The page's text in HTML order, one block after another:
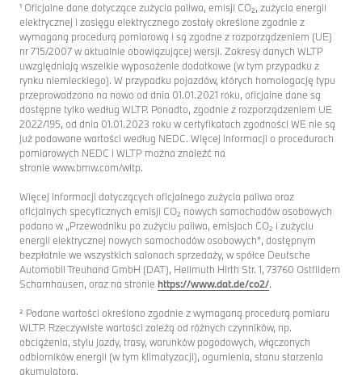
¹ Oficjalne dane dotyczące zużycia paliwa, emisji CO₂, zużycia energii
elektrycznej i zasięgu elektrycznego zostały określone zgodnie z
wymaganą procedurą pomiarową i są zgodne z rozporządzeniem (UE)
nr 715/2007 w aktualnie obowiązującej wersji. Zakresy danych WLTP
uwzględniają wszelkie wyposażenie dodatkowe (w tym przypadku z
rynku niemieckiego). W przypadku pojazdów, których homologację typu
przeprowadzono na nowo od dnia 01.01.2021 roku, oficjalne dane są
dostępne tylko według WLTP. Ponadto, zgodnie z rozporządzeniem UE
2022/195, od dnia 01.01.2023 roku w certyfikatach zgodności WE nie są
już podawane wartości według NEDC. Więcej informacji o procedurach
pomiarowych NEDC i WLTP można znaleźć na
stronie www.bmw.com/wltp.
Więcej informacji dotyczących oficjalnego zużycia paliwa oraz
oficjalnych specyficznych emisji CO₂ nowych samochodów osobowych
podano w „Przewodniku po zużyciu paliwa, emisjach CO₂ i zużyciu
energii elektrycznej nowych samochodów osobowych”, dostępnym
bezpłatnie we wszystkich salonach sprzedaży, w spółce Deutsche
Automobil Treuhand GmbH (DAT), Hellmuth Hirth Str. 1, 73760 Ostfildern
Scharnhausen, oraz na stronie https://www.dat.de/co2/.
² Podane wartości określono zgodnie z wymaganą procedurą pomiaru
WLTP. Rzeczywiste wartości zależą od różnych czynników, np.
obciążenia, stylu jazdy, trasy, warunków pogodowych, włączonych
odbiorników energii (w tym klimatyzacji), ogumienia, stanu starzenia
akumulatora.